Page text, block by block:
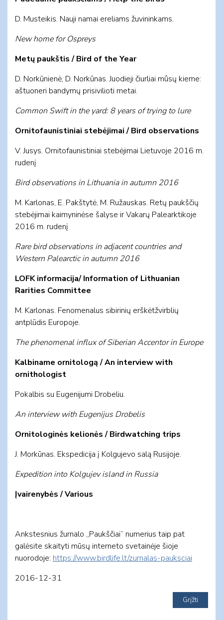
D. Musteikis. Nauji namai ereliams žuvininkams.
New home for Ospreys
Metų paukštis / Bird of the Year
D. Norkūnienė, D. Norkūnas. Juodieji čiurliai mûsų kieme:
aštuoneri bandymų prisivilioti metai.
Common Swift in the yard: 8 years of trying to lure
Or­ni­to­fau­nis­ti­niai ste­bė­ji­mai / Bird ob­ser­va­tions
V. Ju­sys. Or­ni­to­fau­nis­ti­niai ste­bė­ji­mai Lie­tu­vo­je 2016 m.
rudenį
Bird ob­ser­va­tions in Lit­hu­a­nia in autumn 2016
M. Karlonas, E. Pakštytė, M. Ružauskas. Retų paukščių
stebėjimai kaimyninėse šalyse ir Vakarų Palearktikoje
2016 m. rudenį
Rare bird observations in adjacent countries and
Western Palearctic in autumn 2016
LOFK informacija/ Information of Lithuanian
Rarities Committee
M. Karlonas. Fenomenalus sibirinių erškėtžvirblių
antplūdis Europoje.
The phenomenal influx of Siberian Accentor in Europe
Kalbiname ornitologą / An interview with
ornithologist
Pokalbis su Eugenijumi Drobeliu.
An interview with Eugenijus Drobelis
Ornitologinės kelionės / Birdwatching trips
J. Morkūnas. Ekspedicija į Kolgujevo salą Rusijoje.
Expedition into Kolgujev island in Russia
Įvai­re­ny­bės / Va­rio­us
Ankstesnius žurnalo „Paukščiai” numerius taip pat
galėsite skaityti mūsų interneto svetainėje šioje
nuorodoje: https://www.birdlife.lt/zurnalas-pauksciai
2016-12-31